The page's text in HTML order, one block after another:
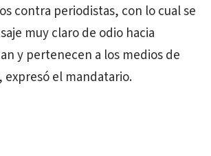
contra periodistas, con lo cual se
muy claro de odio hacia
y pertenecen a los medios de
el mandatario.